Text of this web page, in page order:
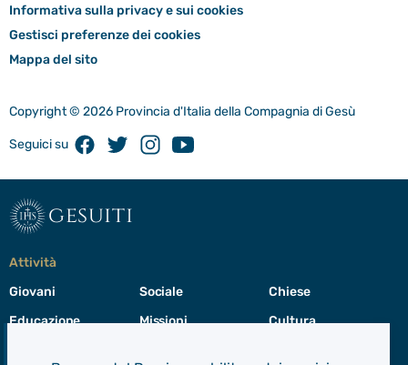
Informativa sulla privacy e sui cookies
Gestisci preferenze dei cookies
Mappa del sito
Copyright © 2026 Provincia d'Italia della Compagnia di Gesù
Seguici su FacebookTwitterInstagramYoutube
gesuiti
Attività
Giovani
Educazione
Sociale
Missioni
Chiese
Cultura